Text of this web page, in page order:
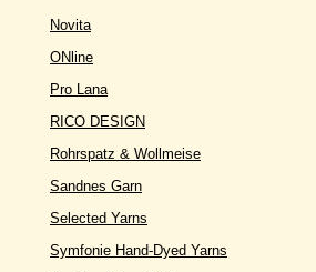
Novita
ONline
Pro Lana
RICO DESIGN
Rohrspatz & Wollmeise
Sandnes Garn
Selected Yarns
Symfonie Hand-Dyed Yarns